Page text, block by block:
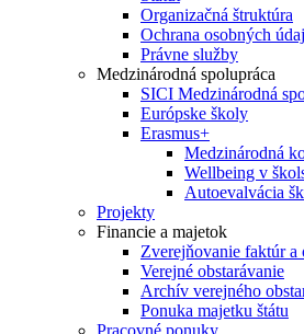
Organizačná štruktúra
Ochrana osobných
Právne služby
Medzinárodná spolupráca
SICI Medzinárodná
Európske školy
Erasmus+
Medzinárodná
Wellbeing v
Autoevalvácia
Projekty
Financie a majetok
Zverejňovanie faktúr a
Verejné obstarávanie
Archív verejného
Ponuka majetku štátu
Pracovné ponuky